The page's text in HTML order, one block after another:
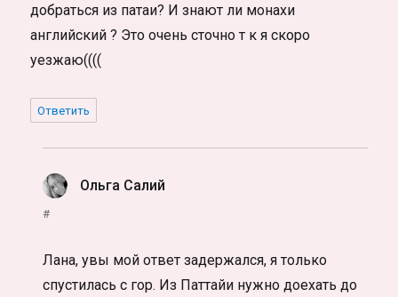
добраться из патаи? И знают ли монахи
английский ? Это очень сточно т к я скоро
уезжаю((((
Ответить
Ольга Салий
#
Лана, увы мой ответ задержался, я только
спустилась с гор. Из Паттайи нужно доехать до